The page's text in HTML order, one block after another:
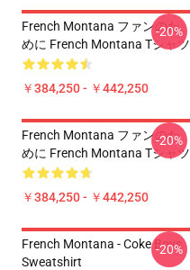
French Montana ファンのた
めに French Montana Tシャツ
￥384,250 - ￥442,250
-20%
French Montana ファンのた
めに French Montana Tシャツ
￥384,250 - ￥442,250
-20%
French Montana - Coke Boys
Sweatshirt
-20%